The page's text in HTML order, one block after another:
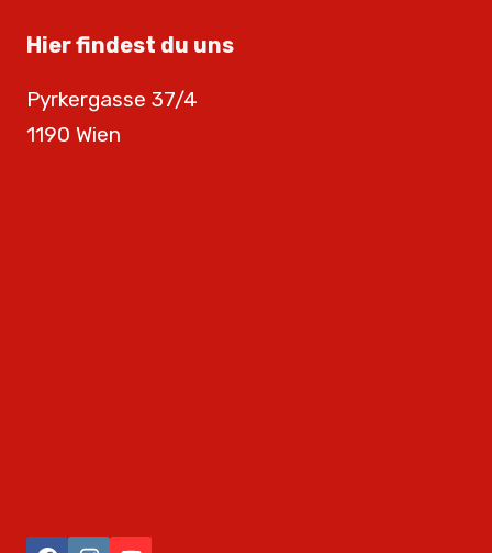
Hier findest du uns
Pyrkergasse 37/4
1190 Wien